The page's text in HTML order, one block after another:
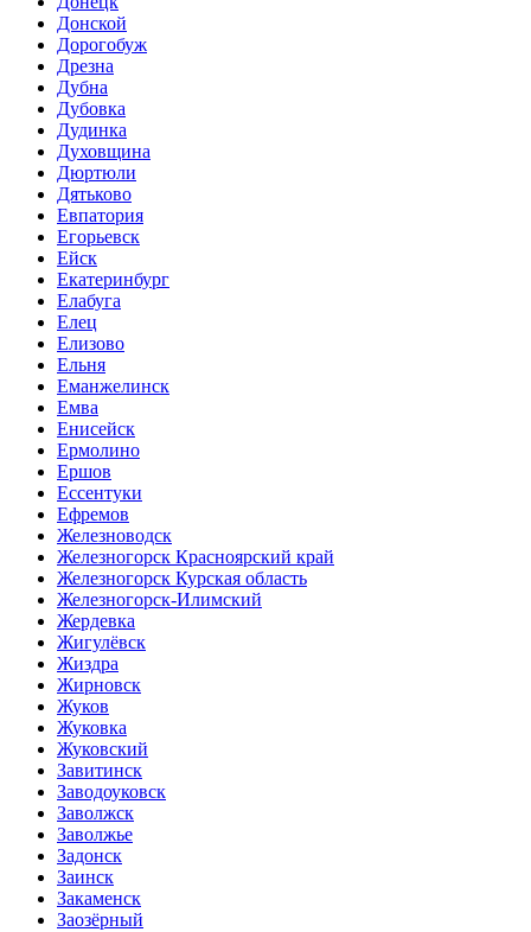
Донской
Дорогобуж
Дрезна
Дубна
Дубовка
Дудинка
Духовщина
Дюртюли
Дятьково
Евпатория
Егорьевск
Ейск
Екатеринбург
Елабуга
Елец
Елизово
Ельня
Еманжелинск
Емва
Енисейск
Ермолино
Ершов
Ессентуки
Ефремов
Железноводск
Железногорск Красноярский край
Железногорск Курская область
Железногорск-Илимский
Жердевка
Жигулёвск
Жиздра
Жирновск
Жуков
Жуковка
Жуковский
Завитинск
Заводоуковск
Заволжск
Заволжье
Задонск
Заинск
Закаменск
Заозёрный